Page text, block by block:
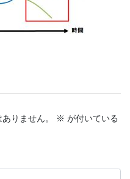
りません。 ※ が付いている